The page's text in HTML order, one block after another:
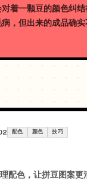
对着一颗豆的颜色纠
，但出来的成品确实
配色 颜色 技巧
配色，让拼豆图案更